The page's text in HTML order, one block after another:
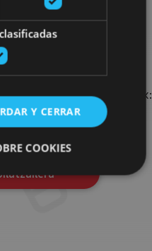
gehiago
planak eta iradokizunak:
eta agendaren ekitaldi
Y CERRAR
COOKIES